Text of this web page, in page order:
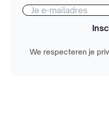
We respecteren je